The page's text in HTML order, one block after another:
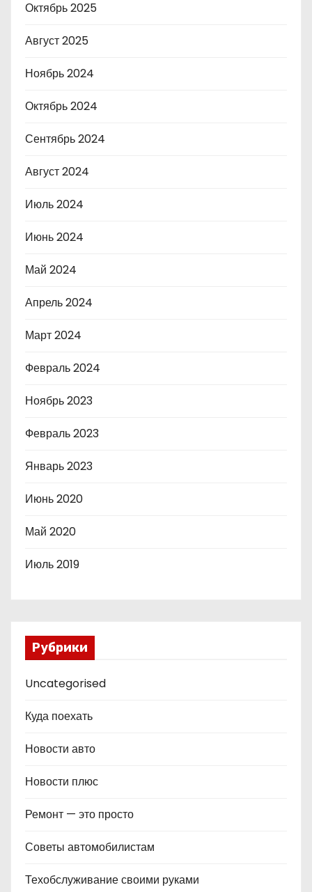
Октябрь 2025
Август 2025
Ноябрь 2024
Октябрь 2024
Сентябрь 2024
Август 2024
Июль 2024
Июнь 2024
Май 2024
Апрель 2024
Март 2024
Февраль 2024
Ноябрь 2023
Февраль 2023
Январь 2023
Июнь 2020
Май 2020
Июль 2019
Рубрики
Uncategorised
Куда поехать
Новости авто
Новости плюс
Ремонт — это просто
Советы автомобилистам
Техобслуживание своими руками